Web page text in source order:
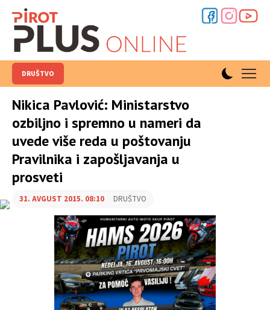
DRUŠTVO
Nikica Pavlović: Ministarstvo
ozbiljno i spremno u nameri da
uvede više reda u poštovanju
Pravilnika i zapošljavanja u
prosveti
31. AVGUST 2015. 08:10 DRUŠTVO